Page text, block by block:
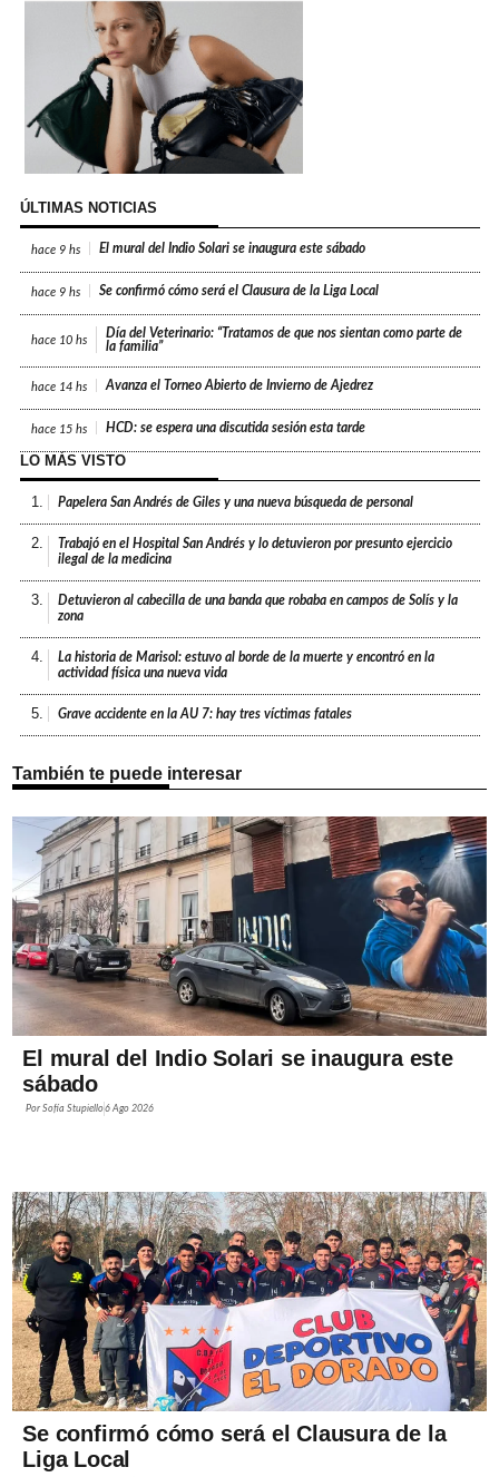
ÚLTIMAS NOTICIAS
hace 9 hs El mural del Indio Solari se inaugura este sábado
hace 9 hs Se confirmó cómo será el Clausura de la Liga Local
hace 10 hs
Día del Veterinario: “Tratamos de que nos sientan como parte de
la familia”
hace 14 hs Avanza el Torneo Abierto de Invierno de Ajedrez
hace 15 hs HCD: se espera una discutida sesión esta tarde
LO MÁS VISTO
1. Papelera San Andrés de Giles y una nueva búsqueda de personal
2.
Trabajó en el Hospital San Andrés y lo detuvieron por presunto ejercicio
ilegal de la medicina
3.
Detuvieron al cabecilla de una banda que robaba en campos de Solís y la
zona
4.
La historia de Marisol: estuvo al borde de la muerte y encontró en la
actividad física una nueva vida
5. Grave accidente en la AU 7: hay tres víctimas fatales
También te puede interesar
El mural del Indio Solari se inaugura este
sábado
PorSofía Stupiello6 Ago 2026
Se confirmó cómo será el Clausura de la
Liga Local